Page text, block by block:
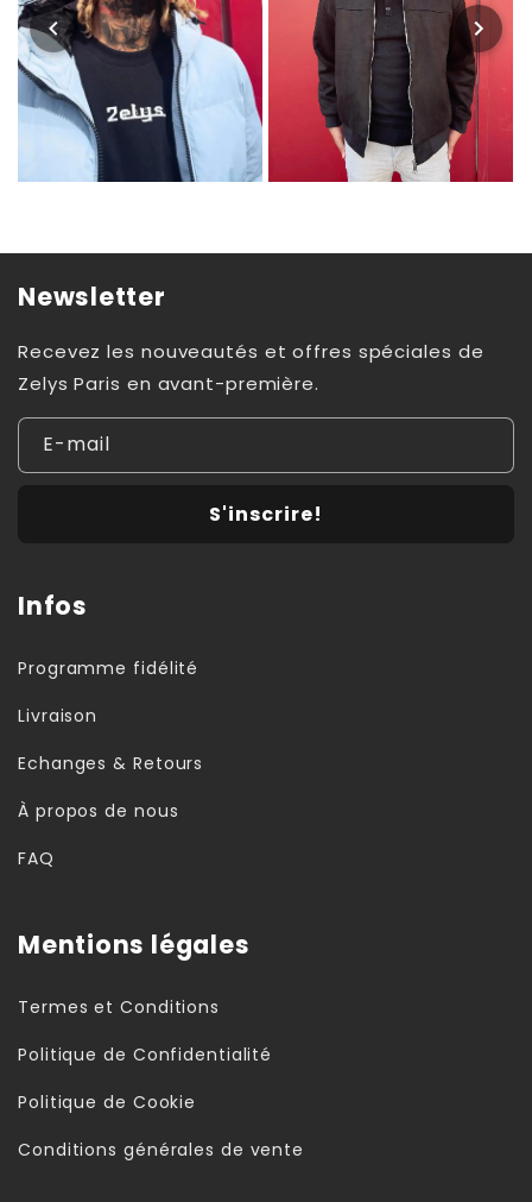
Newsletter
Recevez les nouveautés et offres spéciales de
Zelys Paris en avant-première.
E-mail
S'inscrire!
Infos
Programme fidélité
Livraison
Echanges & Retours
À propos de nous
FAQ
Mentions légales
Termes et Conditions
Politique de Confidentialité
Politique de Cookie
Conditions générales de vente